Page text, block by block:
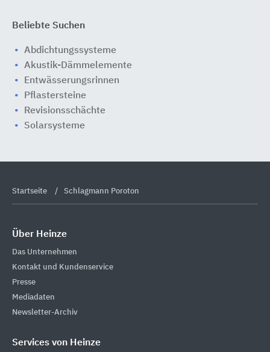
Beliebte Suchen
Abdichtungssysteme
Akustik-Dämmelemente
Entwässerungsrinnen
Pflastersteine
Revisionsschächte
Solarsysteme
Startseite Schlagmann Poroton
Über Heinze
Das Unternehmen
Kontakt und Kundenservice
Presse
Mediadaten
Newsletter-Archiv
Services von Heinze